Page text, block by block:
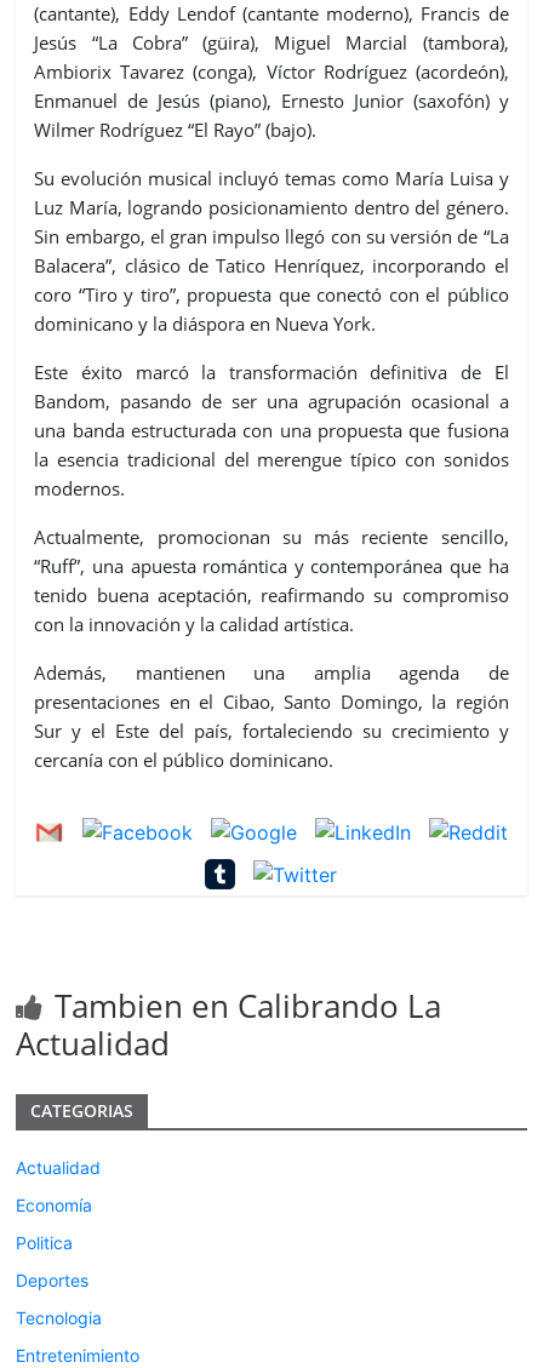
(cantante), Eddy Lendof (cantante moderno), Francis de
Jesús “La Cobra” (güira), Miguel Marcial (tambora),
Ambiorix Tavarez (conga), Víctor Rodríguez (acordeón),
Enmanuel de Jesús (piano), Ernesto Junior (saxofón) y
Wilmer Rodríguez “El Rayo” (bajo).
Su evolución musical incluyó temas como María Luisa y
Luz María, logrando posicionamiento dentro del género.
Sin embargo, el gran impulso llegó con su versión de “La
Balacera”, clásico de Tatico Henríquez, incorporando el
coro “Tiro y tiro”, propuesta que conectó con el público
dominicano y la diáspora en Nueva York.
Este éxito marcó la transformación definitiva de El
Bandom, pasando de ser una agrupación ocasional a
una banda estructurada con una propuesta que fusiona
la esencia tradicional del merengue típico con sonidos
modernos.
Actualmente, promocionan su más reciente sencillo,
“Ruff”, una apuesta romántica y contemporánea que ha
tenido buena aceptación, reafirmando su compromiso
con la innovación y la calidad artística.
Además, mantienen una amplia agenda de
presentaciones en el Cibao, Santo Domingo, la región
Sur y el Este del país, fortaleciendo su crecimiento y
cercanía con el público dominicano.
Tambien en Calibrando La
Actualidad
CATEGORIAS
Actualidad
Economía
Politica
Deportes
Tecnologia
Entretenimiento